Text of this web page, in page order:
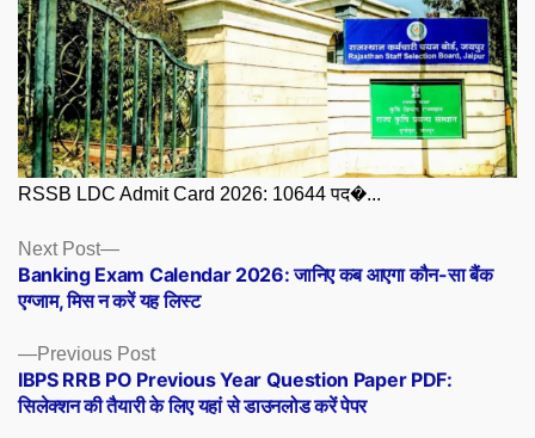
RSSB LDC Admit Card 2026: 10644 पद�...
Posts
navigation
Previous PostPrevious
post:
IBPS RRB PO Previous Year Question Paper PDF:
सिलेक्शन की तैयारी के लिए यहां से डाउनलोड करें पेपर
Next Post
Next
post:
Banking Exam Calendar 2026: जानिए कब आएगा कौन-सा बैंक
एग्जाम, मिस न करें यह लिस्ट